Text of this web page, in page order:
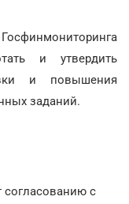
и утвердить
и повышения
заданий.
с